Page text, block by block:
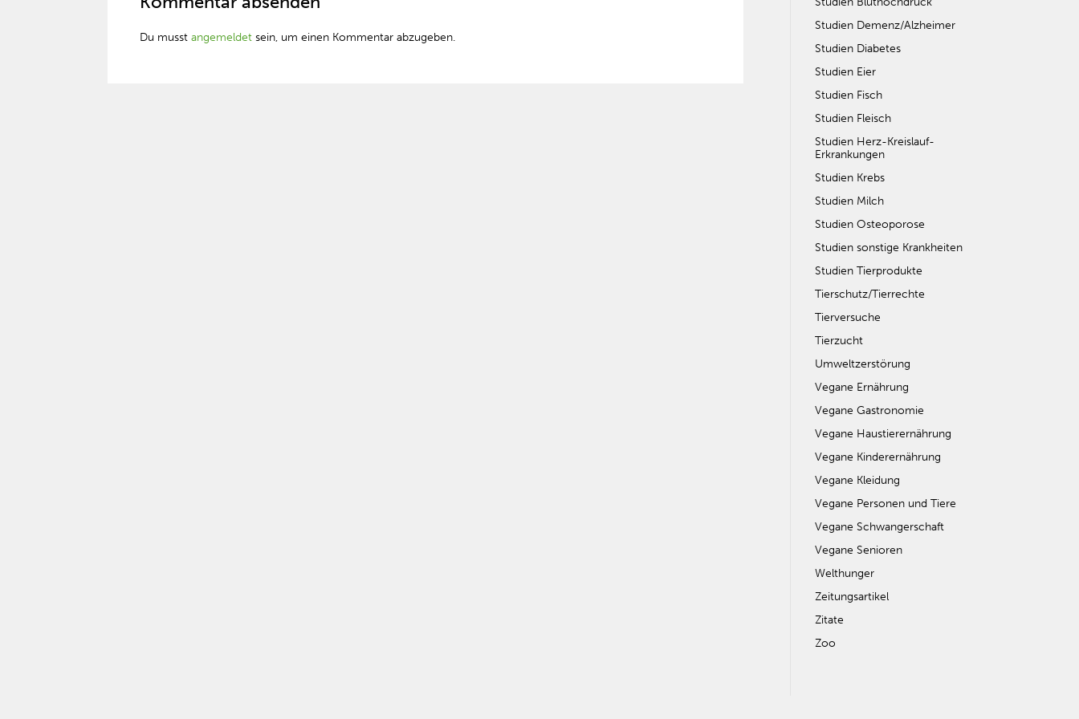
Du musstangemeldet sein, um einen Kommentar abzugeben.
Studien Demenz/Alzheimer
Studien Diabetes
Studien Eier
Studien Fisch
Studien Fleisch
Studien Herz-Kreislauf-
Erkrankungen
Studien Krebs
Studien Milch
Studien Osteoporose
Studien sonstige Krankheiten
Studien Tierprodukte
Tierschutz/Tierrechte
Tierversuche
Tierzucht
Umweltzerstörung
Vegane Ernährung
Vegane Gastronomie
Vegane Haustierernährung
Vegane Kinderernährung
Vegane Kleidung
Vegane Personen und Tiere
Vegane Schwangerschaft
Vegane Senioren
Welthunger
Zeitungsartikel
Zitate
Zoo